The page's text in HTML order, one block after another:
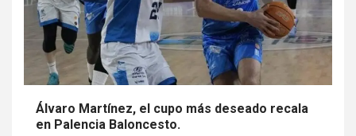
Álvaro Martínez, el cupo más deseado recala
en Palencia Baloncesto.